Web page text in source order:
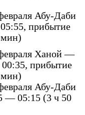
Абу-Даби
прибытие
мин)
Ханой —
прибытие
мин)
Абу-Даби
— 05:15 (3 ч 50